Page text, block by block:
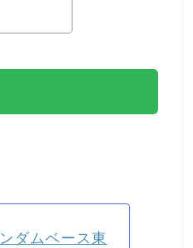
ダムベース東